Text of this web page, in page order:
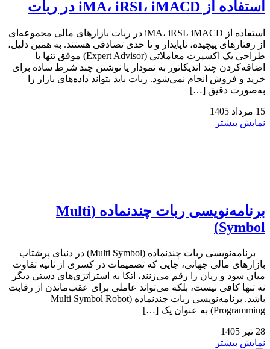
استفاده از iMA، iRSI، iMACD در ربات
استفاده از iMA، iRSI، iMACD در ربات بازارهای مالی مجموعه‌ای
از رفتارهای پیچیده، ناپایدار و تا حدی تصادفی هستند. به همین دلیل،
طراحی یک اکسپرت معاملاتی (Expert Advisor) موفق تنها با
اضافه‌کردن چند اندیکاتور به نمودار یا نوشتن چند شرط ساده برای
خرید و فروش انجام نمی‌شود. ربات باید بتواند داده‌های بازار را
به‌صورت دقیق […]
15 مرداد 1405
نمایش بیشتر
برنامه‌نویسی ربات چندنماده (Multi
Symbol)
برنامه‌نویسی ربات چندنماده (Multi Symbol) در دنیای پرشتاب
بازارهای مالی جهانی، جایی که تصمیمات در کسری از ثانیه تفاوت
میان سود و زیان را رقم می‌زنند، اتکا به استراتژی‌های دستی دیگر
نه تنها کافی نیست، بلکه می‌تواند عاملی برای عقب‌ماندن از رقابت
باشد. برنامه‌نویسی ربات چندنماده (Multi Symbol Robot
Programming) به عنوان یک […]
28 تیر 1405
نمایش بیشتر